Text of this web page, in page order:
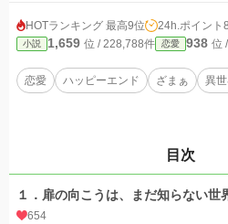
HOTランキング 最高9位 24h.ポイント
小説 1,659 位 / 228,788件 恋愛 938 位
恋愛 ハッピーエンド ざまぁ 異
目次
１．扉の向こうは、まだ知らない世
654